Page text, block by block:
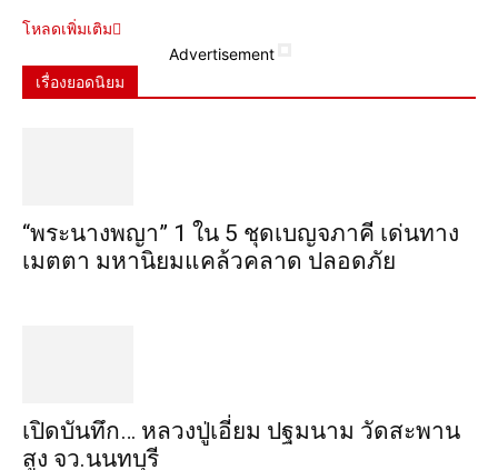
โหลดเพิ่มเติม
Advertisement
เรื่องยอดนิยม
“พระ​นาง​พญา” 1 ใน 5​ ชุดเบญจ​ภาคี​ เด่นทาง
เมตตา​ มหา​นิยม​แคล้วคลาด​ ปลอดภัย​
เปิดบันทึก… หลวงปู่เอี่ยม ​ปฐม​นาม​ วัดสะพาน
สูง​ จว.นนทบุรี